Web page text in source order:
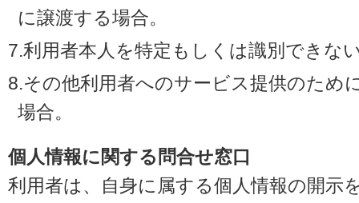
に譲渡する場合。
7.利用者本人を特定もしくは識別できな
8.その他利用者へのサービス提供のため
場合。
個人情報に関する問合せ窓口
利用者は、自身に属する個人情報の開示